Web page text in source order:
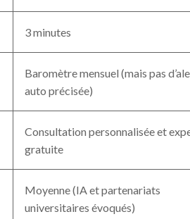
3 minutes
Baromètre mensuel (mais pas
auto précisée)
Consultation personnalisée et
gratuite
Moyenne (IA et partenariats
universitaires évoqués)